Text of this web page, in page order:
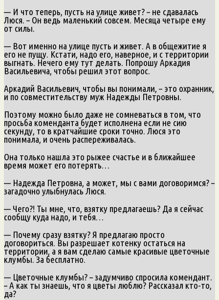
— И что теперь, пусть на улице живет? – не сдавалась
Люся. – Он ведь маленький совсем. Месяца четыре ему
от силы.
— Вот именно на улице пусть и живет. А в общежитие я
его не пущу. Кстати, надо его, наверное, и с территории
выгнать. Нечего ему тут делать. Попрошу Аркадия
Васильевича, чтобы решил этот вопрос.
Аркадий Васильевич, чтобы вы понимали, – это охранник,
и по совместительству муж Надежды Петровны.
Поэтому можно было даже не сомневаться в том, что
просьба коменданта будет исполнена если не сию
секунду, то в кратчайшие сроки точно. Люся это
понимала, и очень распереживалась.
Она только нашла это рыжее счастье и в ближайшее
время может его потерять…
— Надежда Петровна, а может, мы с вами договоримся? –
загадочно улыбнулась Люся.
— Чего?! Ты мне, что, взятку предлагаешь? Да я сейчас
сообщу куда надо, и тебя…
— Почему сразу взятку? Я предлагаю просто
договориться. Вы разрешает котенку остаться на
территории, а я вам сделаю самые красивые цветочные
клумбы. За бесплатно.
— Цветочные клумбы? – задумчиво спросила комендант.
– А как ты знаешь, что я цветы люблю? Рассказал кто-то,
да?